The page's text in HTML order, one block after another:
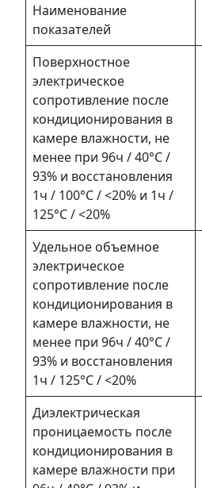
Наименование
показателей
Поверхностное
электрическое
сопротивление после
кондиционирования в
камере влажности, не
менее при 96ч / 40°С /
93% и восстановления
1ч / 100°С / <20% и 1ч /
125°С / <20%
Удельное объемное
электрическое
сопротивление после
кондиционирования в
камере влажности, не
менее при 96ч / 40°С /
93% и восстановления
1ч / 125°С / <20%
Диэлектрическая
проницаемость после
кондиционирования в
камере влажности при